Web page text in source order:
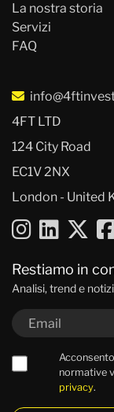
La nostra storia
Servizi
FAQ
4FT LTD
124 City Road
EC1V 2NX
London - United
Restiamo in
Analisi, trend e
normative
privacy.